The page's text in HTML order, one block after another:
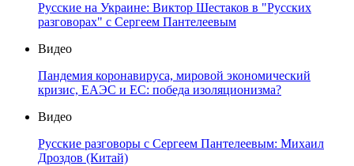
Русские на Украине: Виктор Шестаков в "Русских
разговорах" с Сергеем Пантелеевым
Видео
Пандемия коронавируса, мировой экономический
кризис, ЕАЭС и ЕС: победа изоляционизма?
Видео
Русские разговоры с Сергеем Пантелеевым: Михаил
Дроздов (Китай)